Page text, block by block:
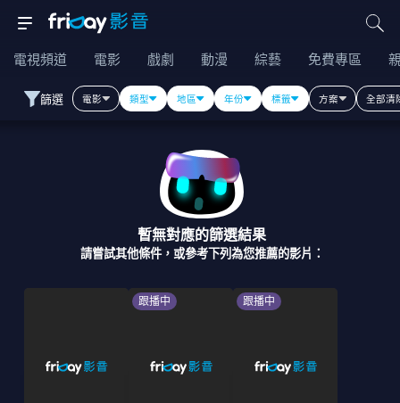
電視頻道 電影 戲劇 動漫 綜藝 免費專區
篩選 電影 類型 地區 年份 標籤 方案 全部清
暫無對應的篩選結果
請嘗試其他條件，或參考下列為您推薦的影片：
跟播中 跟播中